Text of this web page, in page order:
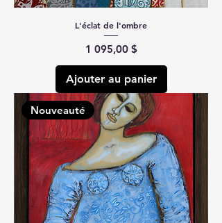
L'éclat de l'ombre
Prix
1 095,00 $
Ajouter au panier
Nouveauté